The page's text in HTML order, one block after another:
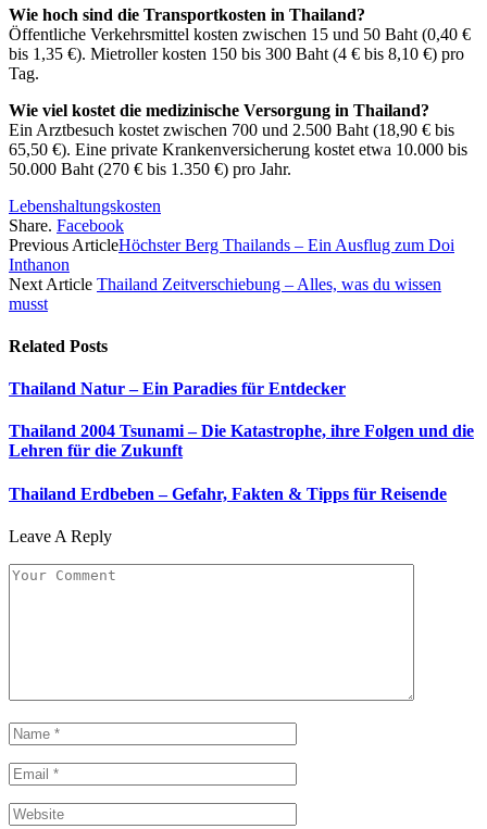
Wie hoch sind die Transportkosten in Thailand?
Öffentliche Verkehrsmittel kosten zwischen 15 und 50 Baht (0,40 €
bis 1,35 €). Mietroller kosten 150 bis 300 Baht (4 € bis 8,10 €) pro
Tag.
Wie viel kostet die medizinische Versorgung in Thailand?
Ein Arztbesuch kostet zwischen 700 und 2.500 Baht (18,90 € bis
65,50 €). Eine private Krankenversicherung kostet etwa 10.000 bis
50.000 Baht (270 € bis 1.350 €) pro Jahr.
Lebenshaltungskosten
Share. Facebook
Previous ArticleHöchster Berg Thailands – Ein Ausflug zum Doi
Inthanon
Next Article Thailand Zeitverschiebung – Alles, was du wissen
musst
Related Posts
Thailand Natur – Ein Paradies für Entdecker
Thailand 2004 Tsunami – Die Katastrophe, ihre Folgen und die
Lehren für die Zukunft
Thailand Erdbeben – Gefahr, Fakten & Tipps für Reisende
Leave A Reply